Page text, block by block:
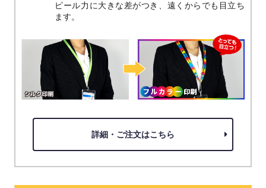
ピール力に大きな差がつき、遠くからでも目立ち
ます。
詳細・ご注文はこちら